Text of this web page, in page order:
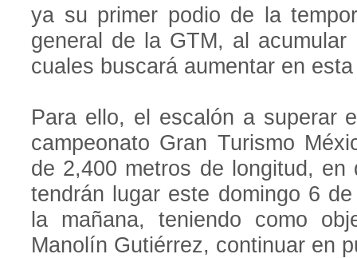
ya su primer podio de la
general de la GTM, al
cuales buscará aumentar en
Para ello, el escalón a superar
campeonato Gran Turismo
de 2,400 metros de longitud,
tendrán lugar este domingo 6
la mañana, teniendo como
Manolín Gutiérrez, continuar en